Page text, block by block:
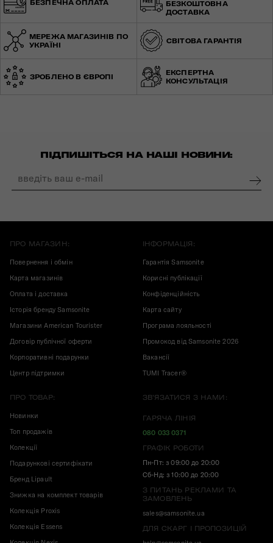
БЕЗПЕЧНА ОПЛАТА
БЕЗКОШТОВНА
ДОСТАВКА
МЕРЕЖА МАГАЗИНІВ ПО
УКРАЇНІ
СВІТОВА ГАРАНТІЯ
ЗРОБЛЕНО В ЄВРОПІ
ЕКСПЕРТНА
КОНСУЛЬТАЦІЯ
ПІДПИШІТЬСЯ НА НАШІ НОВИНИ:
ПРО МАГАЗИН:
Повернення і обмін
Карта магазинів
Оплата і доставка
Історія бренду Samsonite
Магазини American Tourister
Договір публічної оферти
Корпоративні подарунки
Центр підтримки
ІНФОРМАЦІЯ:
Гарантія Samsonite
Корисні публікації
Конфіденційність
Карта сайту
Програма лояльності
Промокод від Samsonite 2026
Вакансії
TUMI Tracer®
ПРО ТОВАР:
Новинки
Топ продажів
Колекції
Подарункові сертифікати
Бренд Lipault
Знижка на комплект товарів
Колекція Proxis
Колекція Essens
ЗВ'ЯЗАТИСЯ З НАМИ:
ГАРЯЧА ЛІНІЯ
080 033 0371
ГРАФІК РОБОТИ
Пн-Пт: з 09:00 до 20:00
Сб-Нд: з 10:00 до 20:00
З ПИТАНЬ РЕКЛАМИ ТА
ЗАМОВЛЕНЬ
sales@samsonite.ua
ДЛЯ СКАРГ І ПРОПОЗИЦІЙ